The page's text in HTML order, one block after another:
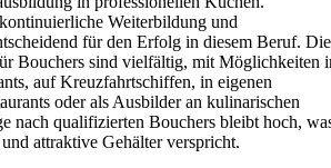
Weiterbildung und
für den Erfolg in diesem Beruf. Die
Bouchers sind vielfältig, mit Möglichkeiten
auf Kreuzfahrtschiffen, in eigenen
oder als Ausbilder an kulinarischen
nach qualifizierten Bouchers bleibt hoch,
attraktive Gehälter verspricht.